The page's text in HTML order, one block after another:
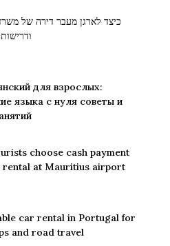
כיצד לארגן מעבר דירה של
для взрослых:
языка с нуля советы и
choose cash payment
at Mauritius airport
car rental in Portugal for
and road travel